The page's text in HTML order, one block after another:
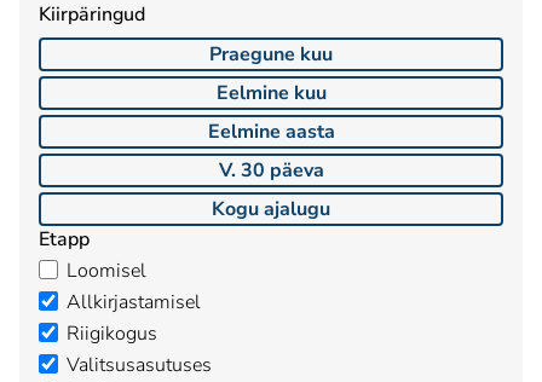
Kiirpäringud
Praegune kuu
Eelmine kuu
Eelmine aasta
V. 30 päeva
Kogu ajalugu
Etapp
Loomisel
Allkirjastamisel
Riigikogus
Valitsusasutuses